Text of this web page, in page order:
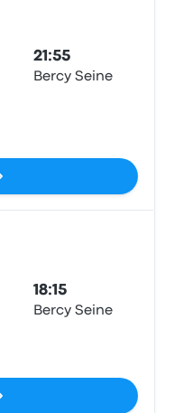
21:55
Bercy Seine
18:15
Bercy Seine